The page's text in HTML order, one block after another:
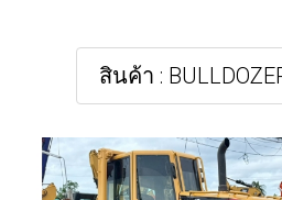
สินค้า :